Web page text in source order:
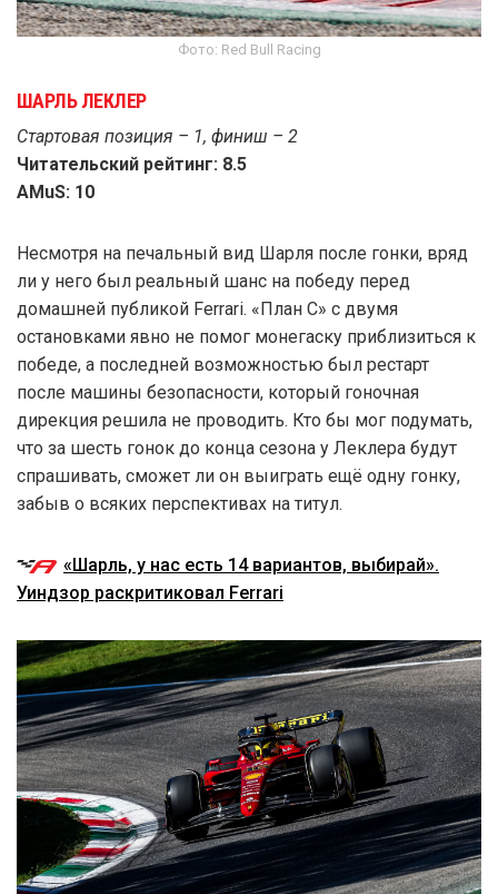
Фото: Red Bull Racing
ШАРЛЬ ЛЕКЛЕР
Стартовая позиция – 1, финиш – 2
Читательский рейтинг: 8.5
AMuS: 10
Несмотря на печальный вид Шарля после гонки, вряд
ли у него был реальный шанс на победу перед
домашней публикой Ferrari. «План С» с двумя
остановками явно не помог монегаску приблизиться к
победе, а последней возможностью был рестарт
после машины безопасности, который гоночная
дирекция решила не проводить. Кто бы мог подумать,
что за шесть гонок до конца сезона у Леклера будут
спрашивать, сможет ли он выиграть ещё одну гонку,
забыв о всяких перспективах на титул.
«Шарль, у нас есть 14 вариантов, выбирай».
Уиндзор раскритиковал Ferrari